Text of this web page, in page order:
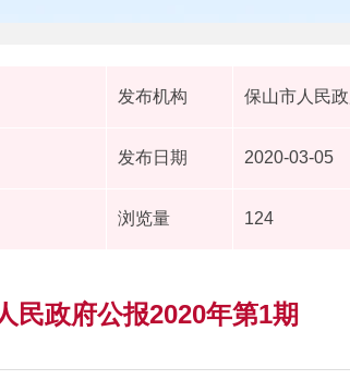
发布机构 保山市人民
发布日期 2020-03-05
浏览量 124
民政府公报2020年第1期